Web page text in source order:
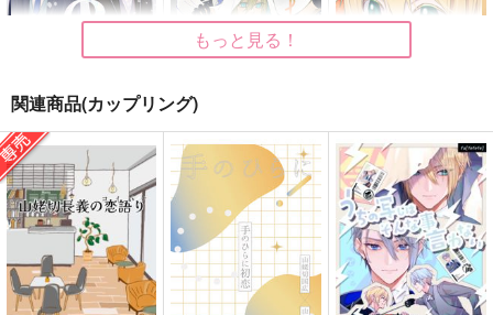
ｆ
fefefe
3,929円（税込）
山姥切国広×山姥切長義
サンプル
すこしふしぎ2
ctrl＋
715 （税込）
山姥切長義×山姥切国広
サンプル
小田原抄録4
PINK POWER
472円（税込）
山姥切国広×山姥切長義
サンプル
もっと見る！
関連商品(カップリング)